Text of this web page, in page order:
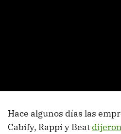
Hace algunos días las
Cabify, Rappi y Beat